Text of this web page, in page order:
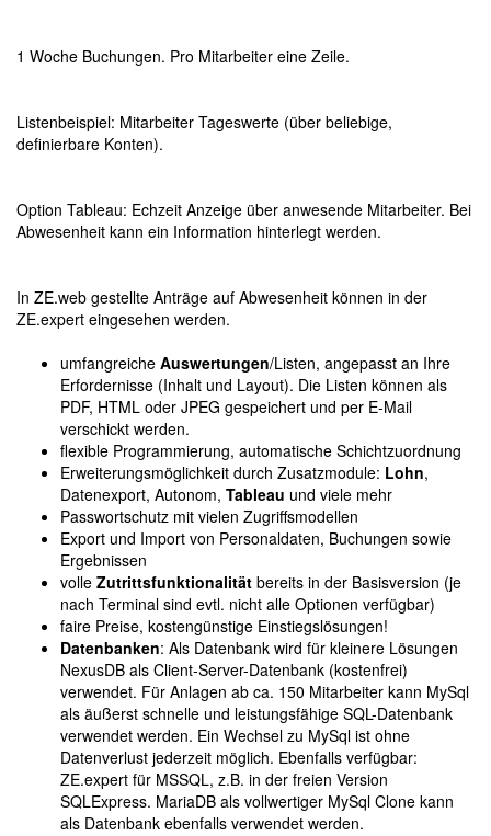
1 Woche Buchungen. Pro Mitarbeiter eine Zeile.
Listenbeispiel: Mitarbeiter Tageswerte (über beliebige,
definierbare Konten).
Option Tableau: Echzeit Anzeige über anwesende Mitarbeiter. Bei
Abwesenheit kann ein Information hinterlegt werden.
In ZE.web gestellte Anträge auf Abwesenheit können in der
ZE.expert eingesehen werden.
umfangreiche Auswertungen/Listen, angepasst an Ihre
Erfordernisse (Inhalt und Layout). Die Listen können als
PDF, HTML oder JPEG gespeichert und per E-Mail
verschickt werden.
flexible Programmierung, automatische Schichtzuordnung
Erweiterungsmöglichkeit durch Zusatzmodule: Lohn,
Datenexport, Autonom, Tableau und viele mehr
Passwortschutz mit vielen Zugriffsmodellen
Export und Import von Personaldaten, Buchungen sowie
Ergebnissen
volle Zutrittsfunktionalität bereits in der Basisversion (je
nach Terminal sind evtl. nicht alle Optionen verfügbar)
faire Preise, kostengünstige Einstiegslösungen!
Datenbanken: Als Datenbank wird für kleinere Lösungen
NexusDB als Client-Server-Datenbank (kostenfrei)
verwendet. Für Anlagen ab ca. 150 Mitarbeiter kann MySql
als äußerst schnelle und leistungsfähige SQL-Datenbank
verwendet werden. Ein Wechsel zu MySql ist ohne
Datenverlust jederzeit möglich. Ebenfalls verfügbar:
ZE.expert für MSSQL, z.B. in der freien Version
SQLExpress. MariaDB als vollwertiger MySql Clone kann
als Datenbank ebenfalls verwendet werden.